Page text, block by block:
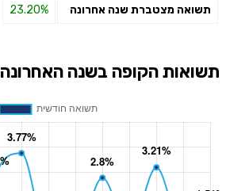
תשואה מצטברת שנה אחרונה 23.20%
תשואות הקופה בשנה האחרונה